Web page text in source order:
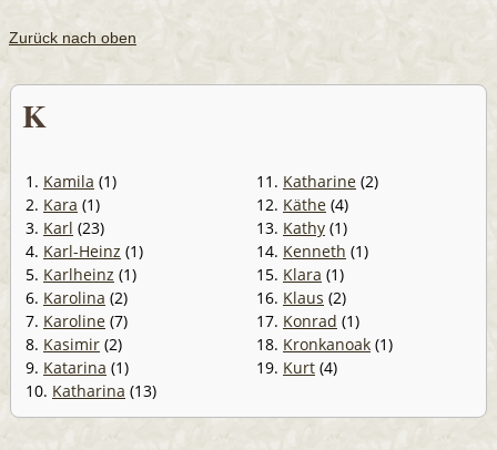
Zurück nach oben
K
1. Kamila (1)
2. Kara (1)
3. Karl (23)
4. Karl-Heinz (1)
5. Karlheinz (1)
6. Karolina (2)
7. Karoline (7)
8. Kasimir (2)
9. Katarina (1)
10. Katharina (13)
11. Katharine (2)
12. Käthe (4)
13. Kathy (1)
14. Kenneth (1)
15. Klara (1)
16. Klaus (2)
17. Konrad (1)
18. Kronkanoak (1)
19. Kurt (4)